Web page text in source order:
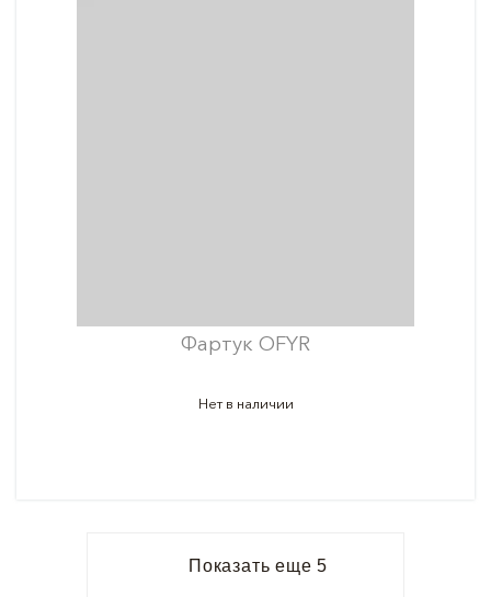
Фартук OFYR
Нет в наличии
Показать еще 5